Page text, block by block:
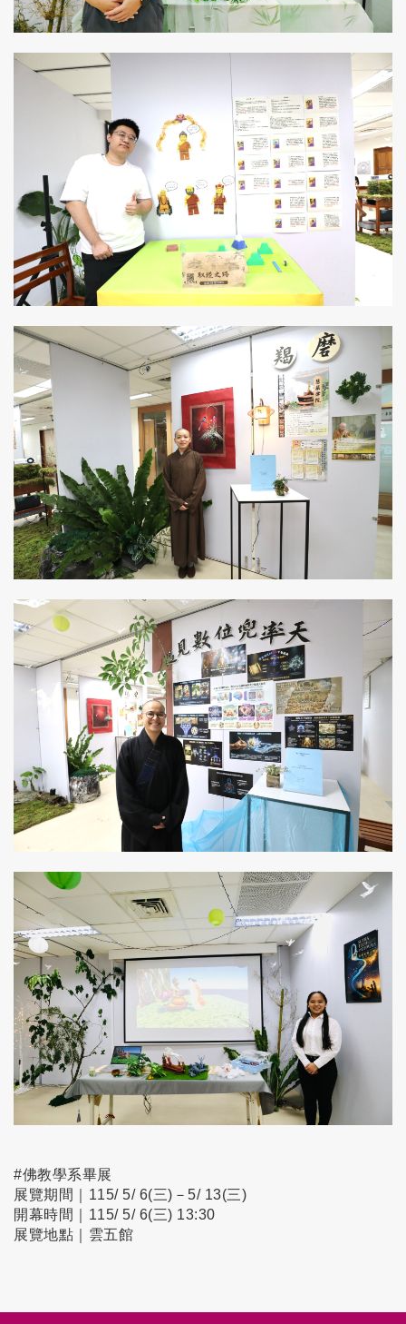
#佛教學系畢展
展覽期間｜115/ 5/ 6(三)－5/ 13(三)
開幕時間｜115/ 5/ 6(三) 13:30
展覽地點｜雲五館